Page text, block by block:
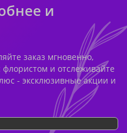
и
заказ мгновенно,
флористом и отслеживайте
- эксклюзивные акции и